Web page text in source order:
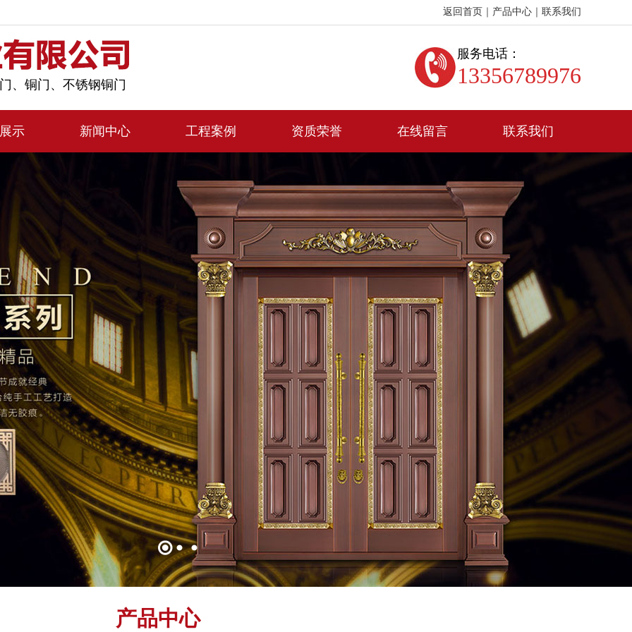
返回首页 产品中心 联系我们
、铜门、不锈钢铜门
服务电话：
13356789976
示 新闻中心 工程案例 资质荣誉 在线留言 联系我们
产品中心
氟碳喷涂楼寓门（深银灰） 氟碳喷涂楼寓门（中绿）